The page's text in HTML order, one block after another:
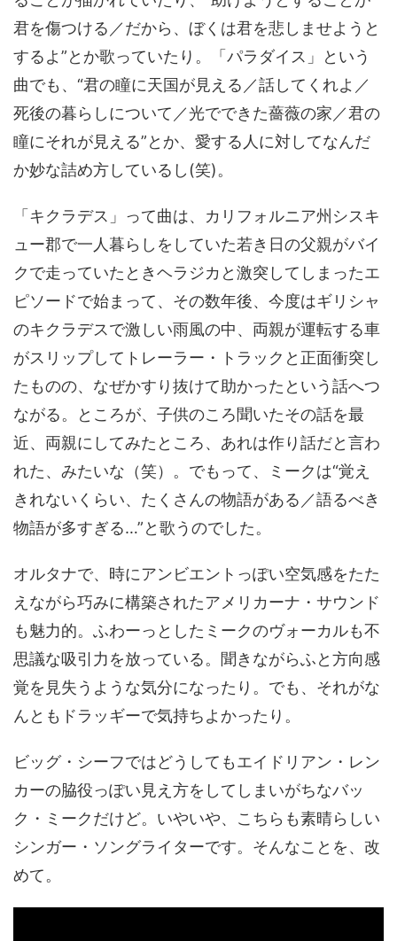
君を傷つける／だから、ぼくは君を悲しませようと
するよ”とか歌っていたり。「パラダイス」という
曲でも、“君の瞳に天国が見える／話してくれよ／
死後の暮らしについて／光でできた薔薇の家／君の
瞳にそれが見える”とか、愛する人に対してなんだ
か妙な詰め方しているし(笑)。
「キクラデス」って曲は、カリフォルニア州シスキ
ュー郡で一人暮らしをしていた若き日の父親がバイ
クで走っていたときヘラジカと激突してしまったエ
ピソードで始まって、その数年後、今度はギリシャ
のキクラデスで激しい雨風の中、両親が運転する車
がスリップしてトレーラー・トラックと正面衝突し
たものの、なぜかすり抜けて助かったという話へつ
ながる。ところが、子供のころ聞いたその話を最
近、両親にしてみたところ、あれは作り話だと言わ
れた、みたいな（笑）。でもって、ミークは“覚え
きれないくらい、たくさんの物語がある／語るべき
物語が多すぎる…”と歌うのでした。
オルタナで、時にアンビエントっぽい空気感をたた
えながら巧みに構築されたアメリカーナ・サウンド
も魅力的。ふわーっとしたミークのヴォーカルも不
思議な吸引力を放っている。聞きながらふと方向感
覚を見失うような気分になったり。でも、それがな
んともドラッギーで気持ちよかったり。
ビッグ・シーフではどうしてもエイドリアン・レン
カーの脇役っぽい見え方をしてしまいがちなバッ
ク・ミークだけど。いやいや、こちらも素晴らしい
シンガー・ソングライターです。そんなことを、改
めて。